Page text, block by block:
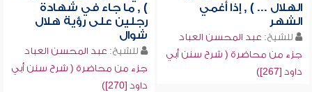
الهلال ... ) , إذا أغمي
الشهر
للشيخ: عبد المحسن العباد
جزء من محاضرة ( شرح سنن أبي
داود [267])
) , ما جاء في شهادة
رجلين على رؤية هلال
شوال
للشيخ: عبد المحسن العباد
جزء من محاضرة ( شرح سنن أبي
داود [270])